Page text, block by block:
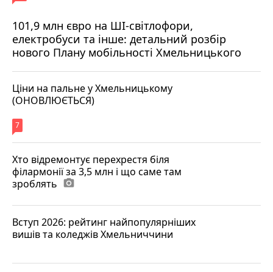
101,9 млн євро на ШІ-світлофори,
електробуси та інше: детальний розбір
нового Плану мобільності Хмельницького
Ціни на пальне у Хмельницькому
(ОНОВЛЮЄТЬСЯ)
7
Хто відремонтує перехрестя біля
філармонії за 3,5 млн і що саме там
зроблять photo_camera
Вступ 2026: рейтинг найпопулярніших
вишів та коледжів Хмельниччини